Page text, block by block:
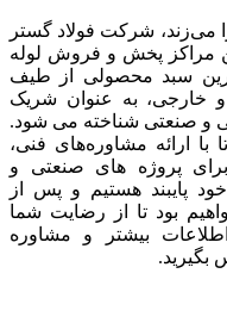
می‌زند، شرکت فولاد گستر
مراکز پخش و فروش لوله
ترین سبد محصولی از طیف
خارجی، به عنوان شریک
و صنعتی شناخته می شود.
ارائه مشاوره‌های فنی،
پروژه های صنعتی و
پایبند هستیم و پس از
بود تا از رضایت شما
بیشتر و مشاوره